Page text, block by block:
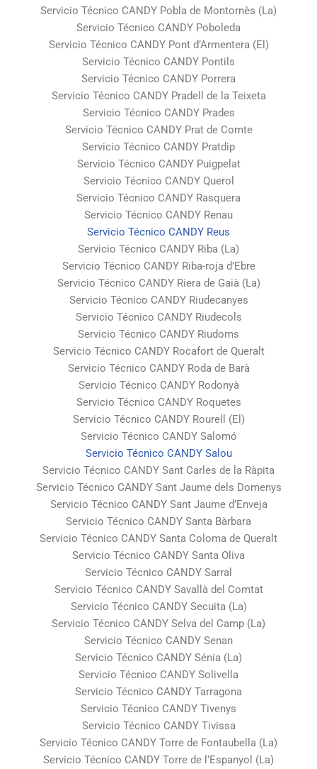
Servicio Técnico CANDY Pobla de Montornès (La)
Servicio Técnico CANDY Poboleda
Servicio Técnico CANDY Pont d’Armentera (El)
Servicio Técnico CANDY Pontils
Servicio Técnico CANDY Porrera
Servicio Técnico CANDY Pradell de la Teixeta
Servicio Técnico CANDY Prades
Servicio Técnico CANDY Prat de Comte
Servicio Técnico CANDY Pratdip
Servicio Técnico CANDY Puigpelat
Servicio Técnico CANDY Querol
Servicio Técnico CANDY Rasquera
Servicio Técnico CANDY Renau
Servicio Técnico CANDY Reus
Servicio Técnico CANDY Riba (La)
Servicio Técnico CANDY Riba-roja d’Ebre
Servicio Técnico CANDY Riera de Gaià (La)
Servicio Técnico CANDY Riudecanyes
Servicio Técnico CANDY Riudecols
Servicio Técnico CANDY Riudoms
Servicio Técnico CANDY Rocafort de Queralt
Servicio Técnico CANDY Roda de Barà
Servicio Técnico CANDY Rodonyà
Servicio Técnico CANDY Roquetes
Servicio Técnico CANDY Rourell (El)
Servicio Técnico CANDY Salomó
Servicio Técnico CANDY Salou
Servicio Técnico CANDY Sant Carles de la Ràpita
Servicio Técnico CANDY Sant Jaume dels Domenys
Servicio Técnico CANDY Sant Jaume d’Enveja
Servicio Técnico CANDY Santa Bàrbara
Servicio Técnico CANDY Santa Coloma de Queralt
Servicio Técnico CANDY Santa Oliva
Servicio Técnico CANDY Sarral
Servicio Técnico CANDY Savallà del Comtat
Servicio Técnico CANDY Secuita (La)
Servicio Técnico CANDY Selva del Camp (La)
Servicio Técnico CANDY Senan
Servicio Técnico CANDY Sénia (La)
Servicio Técnico CANDY Solivella
Servicio Técnico CANDY Tarragona
Servicio Técnico CANDY Tivenys
Servicio Técnico CANDY Tivissa
Servicio Técnico CANDY Torre de Fontaubella (La)
Servicio Técnico CANDY Torre de l’Espanyol (La)